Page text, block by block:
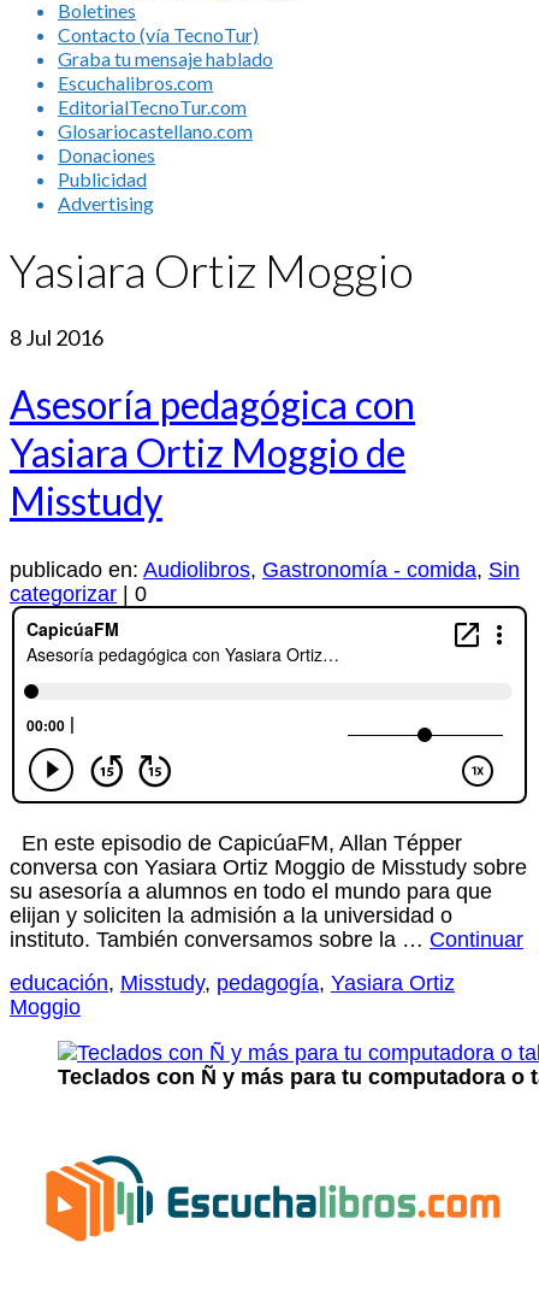
Boletines
Contacto (vía TecnoTur)
Graba tu mensaje hablado
Escuchalibros.com
EditorialTecnoTur.com
Glosariocastellano.com
Donaciones
Publicidad
Advertising
Yasiara Ortiz Moggio
8Jul 2016
Asesoría pedagógica con
Yasiara Ortiz Moggio de
Misstudy
publicado en: Audiolibros, Gastronomía - comida, Sin
categorizar
0
En este episodio de CapicúaFM, Allan Tépper
conversa con Yasiara Ortiz Moggio de Misstudy sobre
su asesoría a alumnos en todo el mundo para que
elijan y soliciten la admisión a la universidad o
instituto. También conversamos sobre la … Continuar
educación, Misstudy, pedagogía, Yasiara Ortiz
Moggio
Teclados con Ñ y más para tu computadora o